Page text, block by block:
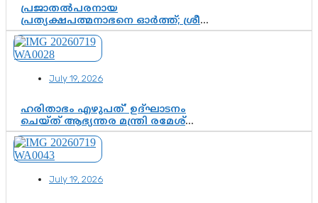
പ്രജാതൽപരനായ
പ്രത്യക്ഷപത്മനാഭനെ ഓർത്ത്; ശ്രീ
ചിത്തിര തിരുനാൾ മഹാരാജാവിന്റെ
35-ാം നാടുനീങ്ങൽ ദിനം ഇന്ന്
July 19, 2026
ഹരിതാഭം എഴുപത്’ ഉദ്ഘാടനം
ചെയ്ത് ആഭ്യന്തര മന്ത്രി രമേശ്
ചെന്നിത്തല; ആർ. ഹരികുമാറിന്റെ
സപ്തതി ആഘോഷങ്ങൾക്ക്
പ്രൗഢമായ തുടക്കം
July 19, 2026